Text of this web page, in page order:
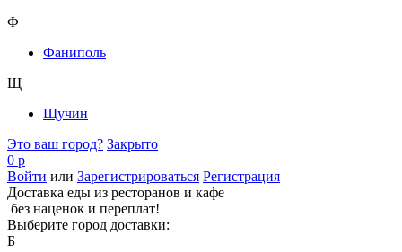
Ф
Фаниполь
Щ
Щучин
Это ваш город? Закрыто
0 р
Войти или Зарегистрироваться Регистрация
Доставка еды из ресторанов и кафе
без наценок и переплат!
Выберите город доставки:
Б